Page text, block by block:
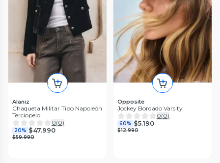
Alaniz
Chaqueta Militar Tipo Napoleón
Terciopelo
0(0)
20% $47.990
$59.990
Opposite
Jockey Bordado Varsity
0(0)
60% $5.190
$12.990